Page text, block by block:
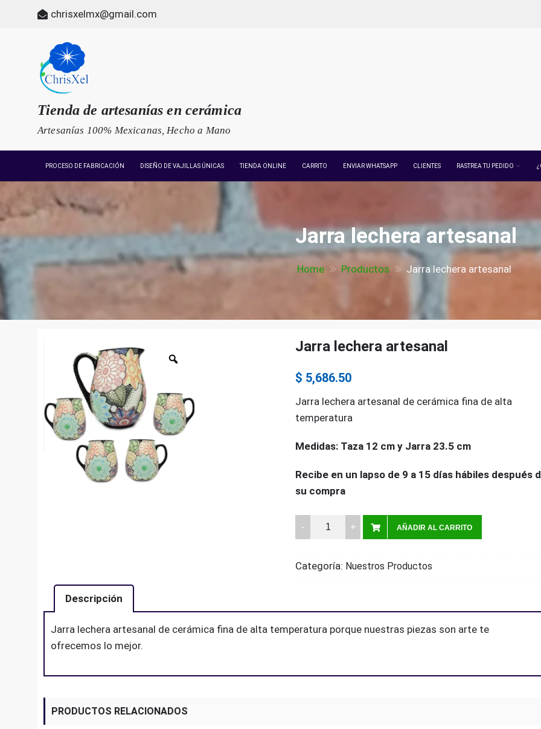
chrisxelmx@gmail.com
Tienda de artesanías en cerámica
Artesanías 100% Mexicanas, Hecho a Mano
PROCESO DE FABRICACIÓN DISEÑO DE VAJILLAS ÚNICAS TIENDA ONLINE CARRITO ENVIAR WHATSAPP CLIENTES RASTREA TU PEDIDO
Jarra lechera artesanal
Home Productos Jarra lechera artesanal
Jarra lechera artesanal
$ 5,686.50
Jarra lechera artesanal de cerámica fina de alta
temperatura
Medidas: Taza 12 cm y Jarra 23.5 cm
Recibe en un lapso de 9 a 15 días hábiles después
su compra
lechera
quantity
AÑADIR AL CARRITO
Categoría: Nuestros Productos
Descripción
Jarra lechera artesanal de cerámica fina de alta temperatura porque nuestras piezas son arte te
ofrecemos lo mejor.
PRODUCTOS RELACIONADOS